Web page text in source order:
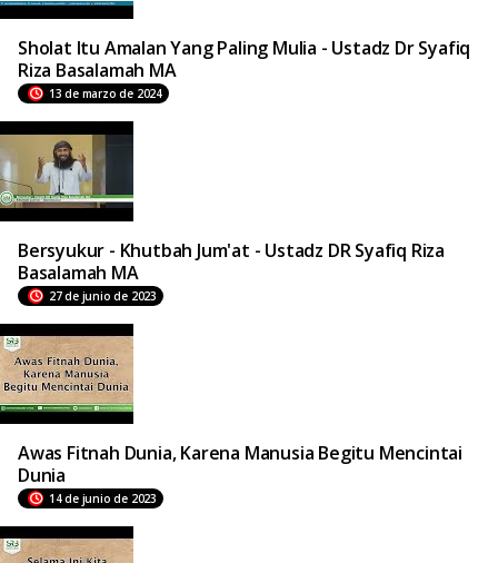
Sholat Itu Amalan Yang Paling Mulia - Ustadz Dr Syafiq
Riza Basalamah MA
13 de marzo de 2024
Bersyukur - Khutbah Jum'at - Ustadz DR Syafiq Riza
Basalamah MA
27 de junio de 2023
Awas Fitnah Dunia, Karena Manusia Begitu Mencintai
Dunia
14 de junio de 2023